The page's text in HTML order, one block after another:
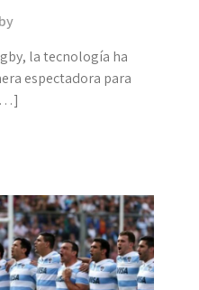
la tecnología ha
espectadora para